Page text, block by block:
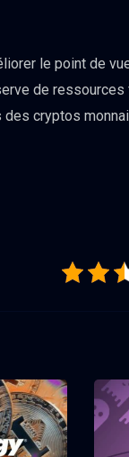
le point de
de
cryptos